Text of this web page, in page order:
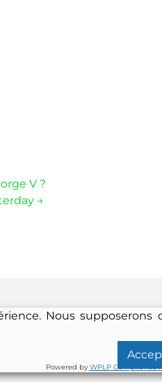
V ?
→
Nous
Powered by WPLP Compliance